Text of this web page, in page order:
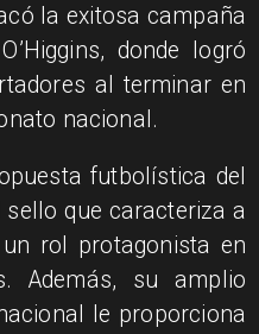
la exitosa campaña
donde logró
al terminar en
nacional.
futbolística del
sello que caracteriza a
rol protagonista en
Además, su amplio
le proporciona